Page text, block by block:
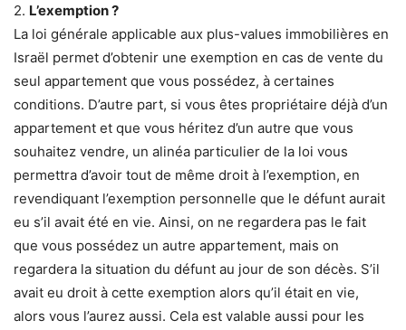
2. L’exemption ?
La loi générale applicable aux plus-values immobilières en
Israël permet d’obtenir une exemption en cas de vente du
seul appartement que vous possédez, à certaines
conditions. D’autre part, si vous êtes propriétaire déjà d’un
appartement et que vous héritez d’un autre que vous
souhaitez vendre, un alinéa particulier de la loi vous
permettra d’avoir tout de même droit à l’exemption, en
revendiquant l’exemption personnelle que le défunt aurait
eu s’il avait été en vie. Ainsi, on ne regardera pas le fait
que vous possédez un autre appartement, mais on
regardera la situation du défunt au jour de son décès. S’il
avait eu droit à cette exemption alors qu’il était en vie,
alors vous l’aurez aussi. Cela est valable aussi pour les